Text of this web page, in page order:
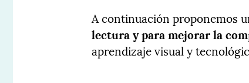
A continuación proponemos
lectura y para mejorar la
aprendizaje visual y